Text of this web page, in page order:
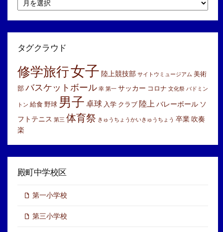
別
ア
イ
タグクラウド
修学旅行女子 陸上競技部 サイトウミュージアム 美術
部 バスケットボール 幸 第一 サッカー コロナ 文化祭 バドミン
トン 給食 野球 男子 卓球 入学 クラブ 陸上 バレーボール ソ
フトテニス 第三 体育祭 きゅうちょうかいきゅうちょう 卒業 吹奏
楽
殿町中学校区
第一小学校
第三小学校